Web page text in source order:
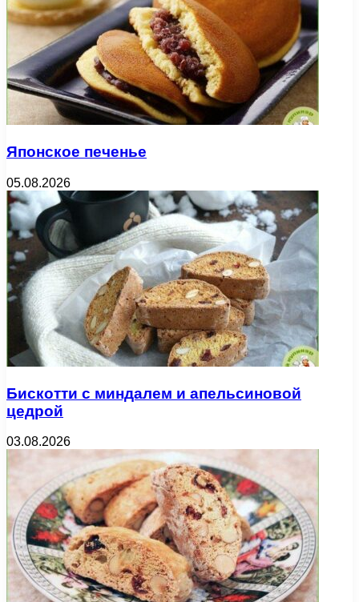
Японское печенье
05.08.2026
Бискотти с миндалем и апельсиновой
цедрой
03.08.2026